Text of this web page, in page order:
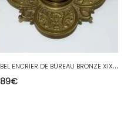
B
EL ENCRIER DE BUREAU BRONZE XIXe Napoleon III décor de mascarons à nettoyer
89€